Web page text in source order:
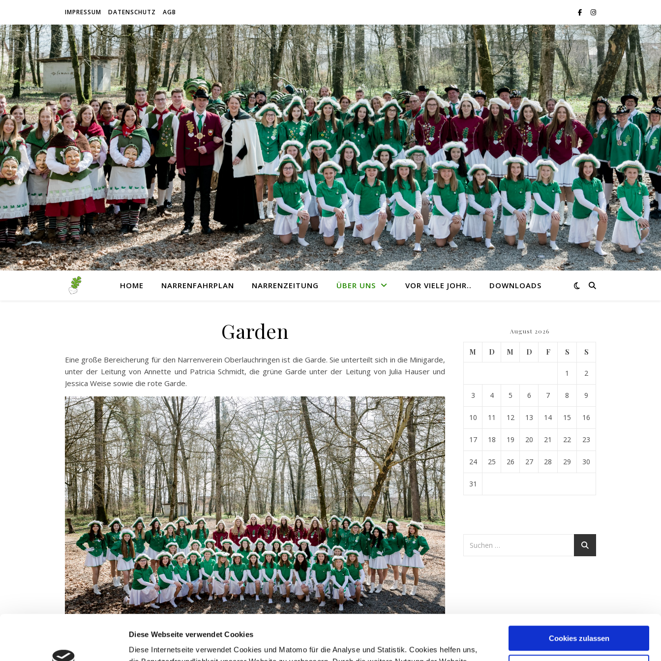
Diese Webseite verwendet Cookies
Diese Internetseite verwendet Cookies und Matomo für die Analyse und Statistik. Cookies helfen uns,
Cookies zulassen
IMPRESSUM DATENSCHUTZ AGB
HOME NARRENFAHRPLAN NARRENZEITUNG ÜBER UNS VOR VIELE JOHR.. DOWNLOADS
Garden
Eine große Bereicherung für den Narrenverein Oberlauchringen ist die Garde. Sie unterteilt sich in die Minigarde,
unter der Leitung von Annette und Patricia Schmidt, die grüne Garde unter der Leitung von Julia Hauser und
Jessica Weise sowie die rote Garde.
August 2026
M D M D F S S
1 2
3 4 5 6 7 8 9
10 11 12 13 14 15 16
17 18 19 20 21 22 23
24 25 26 27 28 29 30
31